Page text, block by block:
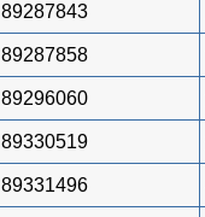
89287843
89287858
89296060
89330519
89331496